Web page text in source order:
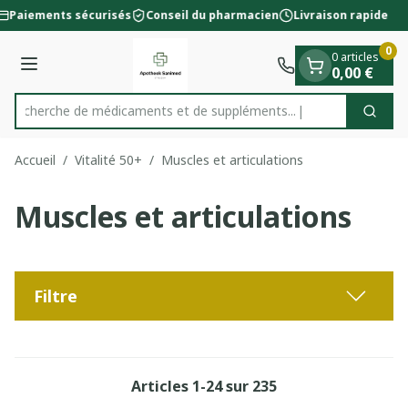
Aller au contenu
1 de 1
Paiements sécurisés Conseil du pharmacien Livraison rapide
Menu
Rechercher
Recherche de médicaments
0 articles
0,00 €
0
Accueil / Vitalité 50+ / Muscles et articulations
Muscles et articulations
Filtre
Articles 1-24sur 235